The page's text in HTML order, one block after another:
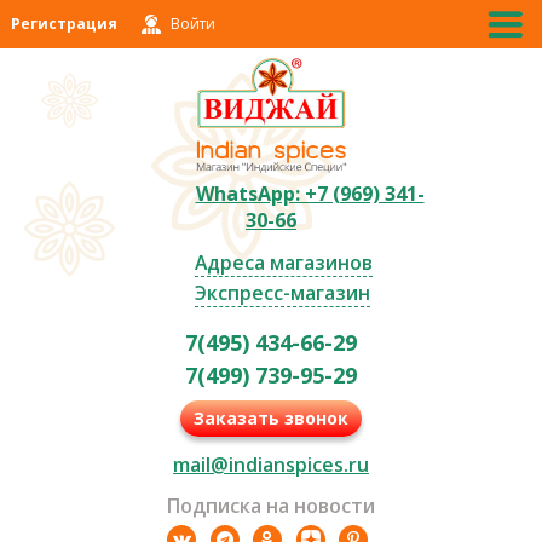
Регистрация Войти
WhatsApp: +7 (969) 341-
30-66
Адреса магазинов
Экспресс-магазин
7(495) 434-66-29
7(499) 739-95-29
Заказать звонок
mail@indianspices.ru
Подписка на новости